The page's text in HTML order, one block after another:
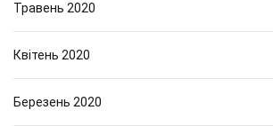
Травень 2020
Квітень 2020
Березень 2020